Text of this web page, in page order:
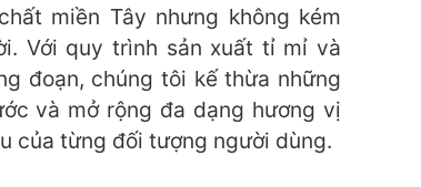
miền Tây nhưng không kém
Với quy trình sản xuất tỉ mỉ và
đoạn, chúng tôi kế thừa những
và mở rộng đa dạng hương vị
của từng đối tượng người dùng.